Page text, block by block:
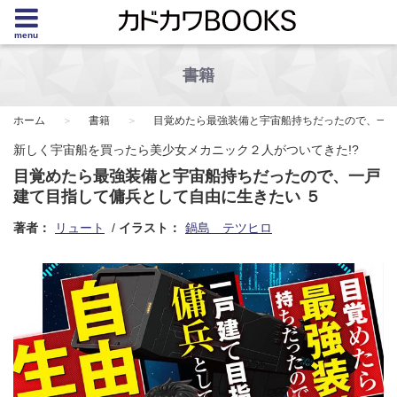
menu
書籍
ホーム 書籍 目覚めたら最強装備と宇宙船持ちだったので、一
新しく宇宙船を買ったら美少女メカニック２人がついてきた!?
目覚めたら最強装備と宇宙船持ちだったので、一戸
建て目指して傭兵として自由に生きたい ５
著者： リュート イラスト： 鍋島 テツヒロ